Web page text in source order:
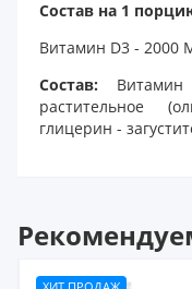
Состав на 1
Витамин D3 - 2000
Состав: Витамин
растительное
глицерин -
ХИТ ПРОДАЖ